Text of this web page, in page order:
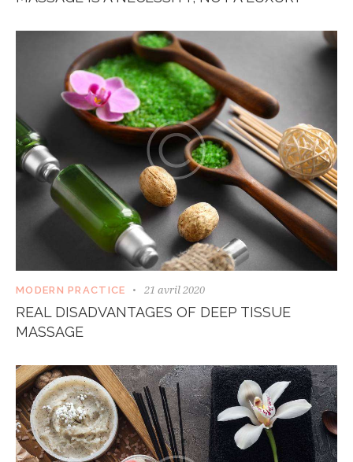
MODERN PRACTICE 21 avril 2020
REAL DISADVANTAGES OF DEEP TISSUE
MASSAGE